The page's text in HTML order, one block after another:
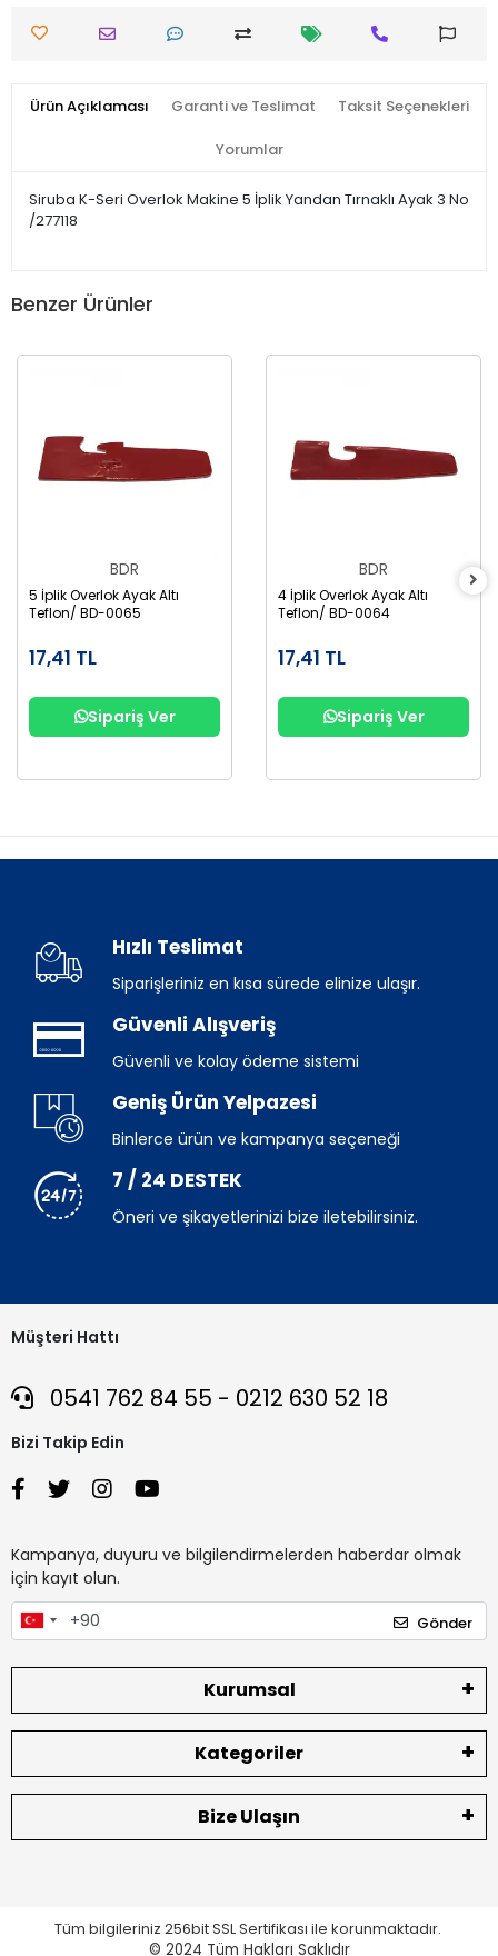
Ürün Açıklaması Garanti ve Teslimat Taksit Seçenekleri
Yorumlar
Siruba K-Seri Overlok Makine 5 İplik Yandan Tırnaklı Ayak 3 No
/277118
Benzer Ürünler
BDR
5 İplik Overlok Ayak Altı
Teflon/ BD-0065
17,41 TL
Sipariş Ver
BDR
4 İplik Overlok Ayak Altı
Teflon/ BD-0064
17,41 TL
Sipariş Ver
Hızlı Teslimat
Siparişleriniz en kısa sürede elinize ulaşır.
Güvenli Alışveriş
Güvenli ve kolay ödeme sistemi
Geniş Ürün Yelpazesi
Binlerce ürün ve kampanya seçeneği
7 / 24 DESTEK
Öneri ve şikayetlerinizi bize iletebilirsiniz.
Müşteri Hattı
0541 762 84 55 - 0212 630 52 18
Bizi Takip Edin
Kampanya, duyuru ve bilgilendirmelerden haberdar olmak
için kayıt olun.
Gönder
Kurumsal
Kategoriler
Bize Ulaşın
Tüm bilgileriniz 256bit SSL Sertifikası ile korunmaktadır.
© 2024 Tüm Hakları Saklıdır